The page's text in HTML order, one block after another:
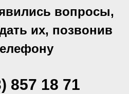
вопросы,
их, позвонив
857 18 71